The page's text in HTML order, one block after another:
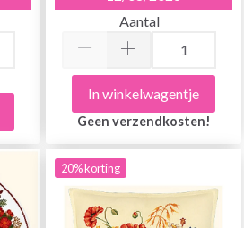
Aantal
In winkelwagentje
Geen verzendkosten!
20% korting